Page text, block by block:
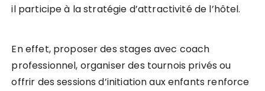
il participe à la stratégie d’attractivité de l’hôtel.
En effet, proposer des stages avec coach
professionnel, organiser des tournois privés ou
offrir des sessions d’initiation aux enfants renforce